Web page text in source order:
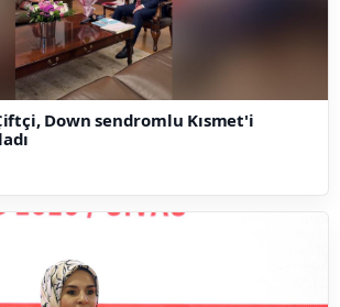
Down sendromlu Kısmet'i